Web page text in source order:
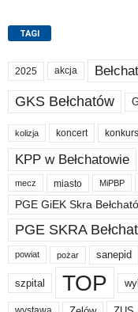
TAGI
2025 akcja
GKS Bełchatów
kolizja koncert konkurs
KPP w Bełchatowie
mecz miasto MiPBP
PGE GiEK Skra
PGE SKRA
powiat pożar sanepid
szpital TOP